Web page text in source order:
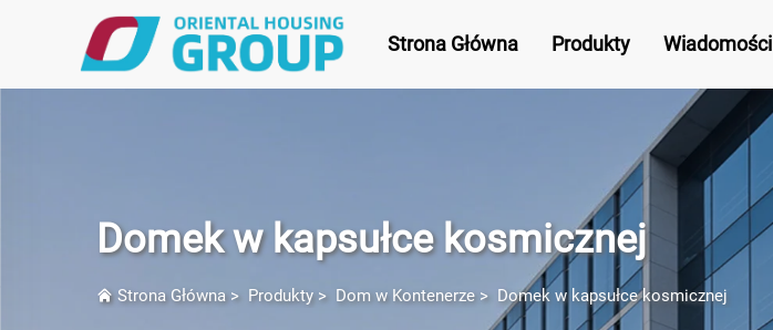
Strona Główna Produkty Wiadomości
Domek w kapsułce kosmicznej
Strona Główna> Produkty> Dom w Kontenerze> Domek w kapsułce kosmicznej